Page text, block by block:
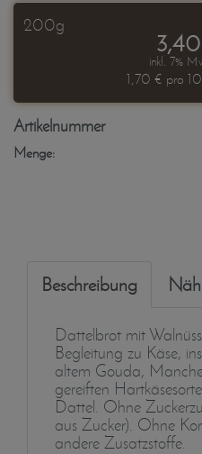
200g
inkl. 7%
1,70 € pro
Artikelnummer
Menge:
Beschreibung
Dattelbrot mit
Begleitung zu Käse,
altem Gouda,
gereiften
Dattel. Ohne
aus Zucker). Ohne
andere Zusatzstoffe.